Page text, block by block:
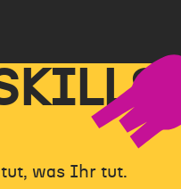
was Ihr tut.